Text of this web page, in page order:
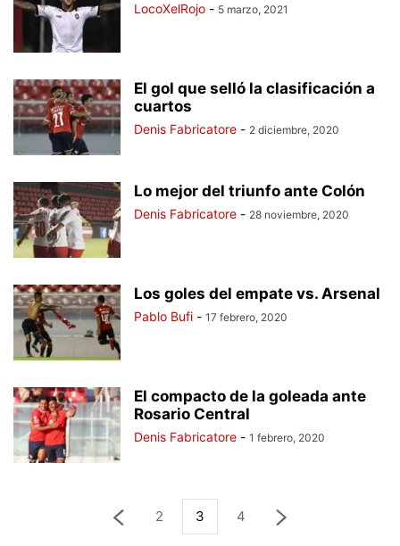
LocoXelRojo - 5 marzo, 2021
El gol que selló la clasificación a
cuartos
Denis Fabricatore - 2 diciembre, 2020
Lo mejor del triunfo ante Colón
Denis Fabricatore - 28 noviembre, 2020
Los goles del empate vs. Arsenal
Pablo Bufi - 17 febrero, 2020
El compacto de la goleada ante
Rosario Central
Denis Fabricatore - 1 febrero, 2020
2 3 4